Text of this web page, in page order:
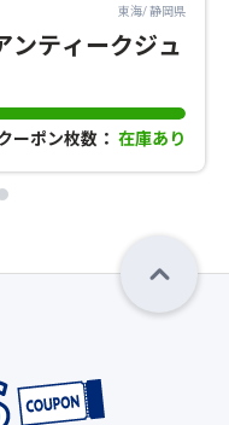
東海/ 静岡県
ンティークジュ
ーポン枚数： 在庫あり